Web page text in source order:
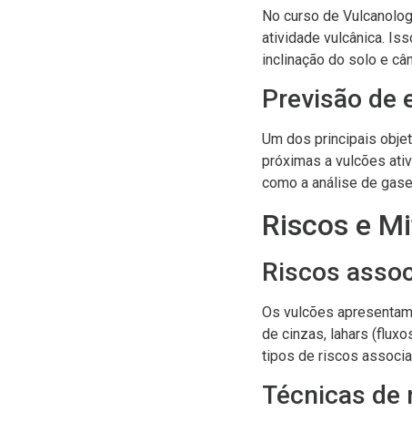
No curso de
atividade vulcânica.
inclinação do solo e
Previsão de
Um dos principais
próximas a vulcões
como a análise de
Riscos e
Riscos
Os vulcões
de cinzas, lahars
tipos de riscos
Técnicas de